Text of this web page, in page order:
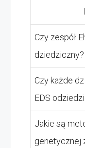
Czy zespół
dziedziczny?
Czy każde
EDS
Jakie są
genetycznej